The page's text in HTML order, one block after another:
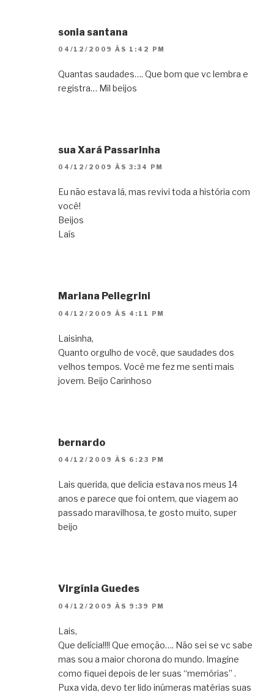
sonia santana
04/12/2009 ÀS 1:42 PM
Quantas saudades…. Que bom que vc lembra e
registra… Mil beijos
sua Xará Passarinha
04/12/2009 ÀS 3:34 PM
Eu não estava lá, mas revivi toda a história com
você!
Beijos
Laís
Mariana Pellegrini
04/12/2009 ÀS 4:11 PM
Laisinha,
Quanto orgulho de você, que saudades dos
velhos tempos. Você me fez me senti mais
jovem. Beijo Carinhoso
bernardo
04/12/2009 ÀS 6:23 PM
Lais querida, que delicia estava nos meus 14
anos e parece que foi ontem, que viagem ao
passado maravilhosa, te gosto muito, super
beijo
Virgínia Guedes
04/12/2009 ÀS 9:39 PM
Lais,
Que delícia!!!! Que emoção…. Não sei se vc sabe
mas sou a maior chorona do mundo. Imagine
como fiquei depois de ler suas “memórias” .
Puxa vida, devo ter lido inúmeras matérias suas